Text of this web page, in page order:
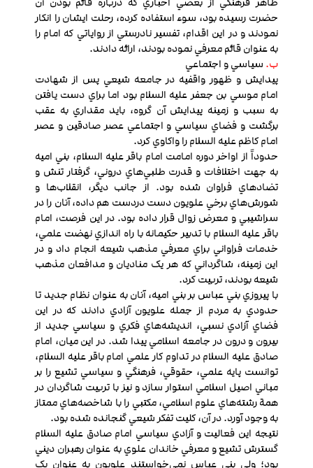
حضرت رسيده بود، سوء استفاده كرده، رحلت ايشان را انکار
نمودند و در اين اقدام، تفسير نادرستي از رواياتي که امام را
به عنوان قائم معرفي نموده بودند، ارائه دادند.
ب. سياسي و اجتماعي
پيدايش و ظهور واقفیه در جامعه شيعي پس از شهادت
امام موسي بن جعفر عليه السلام بود اما براي دست يافتن
به سبب و زمينه پيدايش آن گروه، بايد مقداري به عقب
برگشت و فضاي سياسي و اجتماعي عصر صادقين و عصر
امام کاظم عليه السلام را واکاوي كرد.
حدوداً از اواخر دوره امامت امام باقر عليه السلام، بني اميه
به جهت اختلافات و قدرت طلبي‌هاي دروني، گرفتار تنش و
تضادهاي فراوان شده بود. از جانب ديگر، انقلاب‌ها و
شورش‌هاي برخي علويون دست دردست هم داده، آنان را در
سراشيبي و معرض زوال قرار داده بود. در اين فرصت، امام
باقر عليه السلام با تدبير حکيمانه با راه اندازي نهضت علمي،
خدمات فراواني براي معرفي مذهب شيعه انجام داد و در
اين زمينه، شاگرداني که هر يک مناديان و مدافعان مذهب
شيعه بودند، تربيت كرد.
با پيروزي بني عباس بر بني اميه، آنان به عنوان نظام جديد تا
حدودي به مردم از جمله علويون آزادي دادند که در اين
فضاي آزادي نسبي، انديشه‌هاي فکري و سياسي جديد از
بيرون و درون در جامعه اسلامي پيدا شد. در اين ميان، امام
صادق عليه السلام در تداوم کار علمي امام باقر عليه السلام،
توانست پايه علمي، حقوقي، فرهنگي و سياسي تشيع را بر
مباني اصيل اسلامي استوار سازد و نيز با تربيت شاگردان در
همة رشته‌هاي علوم اسلامي، مکتبي را با شاخصه‌هاي ممتاز
به وجود آورد. در آن، کليت تفکر شيعي گنجانده شده بود.
نتيجه اين فعاليت و آزادي سياسي امام صادق عليه السلام
گسترش تشيع و معرفي خاندان علوي به عنوان رهبران ديني
بود؛ ولي بني عباس نمي‌خواستند علويون به عنوان يک